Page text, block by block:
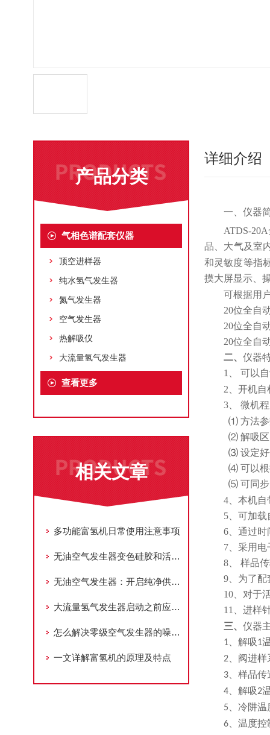
产品分类
气相色谱配套仪器
顶空进样器
纯水氢气发生器
氮气发生器
空气发生器
热解吸仪
大流量氢气发生器
查看更多
相关文章
多功能富氢机日常使用注意事项
无油空气发生器变色硅胶和活性炭的更换方法
无油空气发生器：开启纯净供气新篇
大流量氢气发生器启动之前应做好这些必要的准备
怎么解决零级空气发生器的噪音问题？
一文详解富氢机的原理及特点
详细介绍
一、仪器
ATDS-20A
品、大气及室
和灵敏度等指
摸大屏显示、
可根据用
20位全自
20位全自
20位全自
二、 仪器
1
可以
2 、开机
3
微机
⑴ 方法参
⑵ 解吸区
⑶ 设定好
⑷ 可以根
⑸ 可同步
4 、本机
5 、可加
6 、通过
7 、采用
8 、 样品
9 、为了
10 、对于
11
、进样
三、 仪器
1 解吸1
2
阀进样
3
样品传
4
解吸2
5
冷阱温
6
温度控